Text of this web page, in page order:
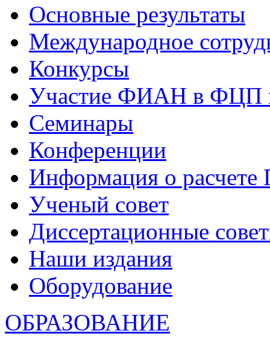
Основные результаты
Международное
Конкурсы
Участие ФИАН в ФЦП
Семинары
Конференции
Информация о
Ученый совет
Диссертационные
Наши издания
Оборудование
ОБРАЗОВАНИЕ